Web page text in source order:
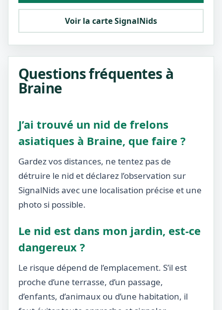
Voir la carte SignalNids
Questions fréquentes à
Braine
J’ai trouvé un nid de frelons
asiatiques à Braine, que faire ?
Gardez vos distances, ne tentez pas de
détruire le nid et déclarez l’observation sur
SignalNids avec une localisation précise et une
photo si possible.
Le nid est dans mon jardin, est-ce
dangereux ?
Le risque dépend de l’emplacement. S’il est
proche d’une terrasse, d’un passage,
d’enfants, d’animaux ou d’une habitation, il